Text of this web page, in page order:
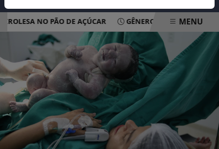
NO PÃO DE AÇÚCAR GÊNERO, RAÇA E ORIGEM
EM ALTA
MENU